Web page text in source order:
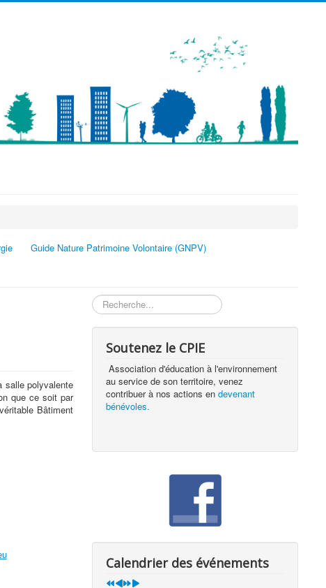
Guide Nature Patrimoine Volontaire (GNPV)
salle polyvalente
que ce soit par
Bâtiment
Rechercher
Soutenez le CPIE
Association d'éducation à l'environnement
au service de son territoire, venez
contribuer à nos actions endevenant
bénévoles.
Calendrier des événements